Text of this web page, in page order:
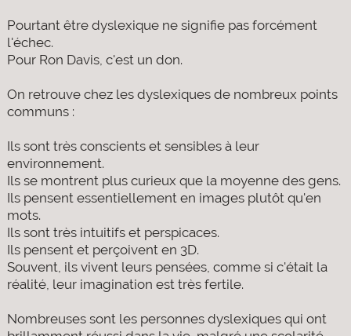
Pourtant être dyslexique ne signifie pas forcément
l'échec.
Pour Ron Davis, c'est un don.
On retrouve chez les dyslexiques de nombreux points
communs :
Ils sont très conscients et sensibles à leur
environnement.
Ils se montrent plus curieux que la moyenne des gens.
Ils pensent essentiellement en images plutôt qu'en
mots.
Ils sont très intuitifs et perspicaces.
Ils pensent et perçoivent en 3D.
Souvent, ils vivent leurs pensées, comme si c'était la
réalité, leur imagination est très fertile.
Nombreuses sont les personnes dyslexiques qui ont